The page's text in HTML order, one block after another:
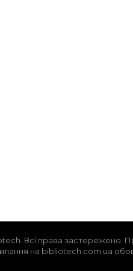
Всі права застережено.
на bibliotech.com.ua